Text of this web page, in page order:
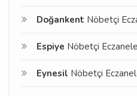
Doğankent Nöbetçi
Espiye Nöbetçi
Eynesil Nöbetçi